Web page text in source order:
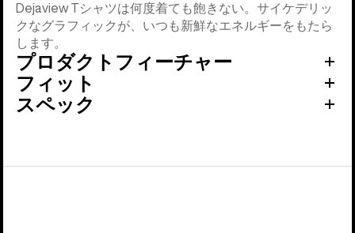
Dejaview Tシャツは何度着ても飽きない。サイケデリッ
クなグラフィックが、いつも新鮮なエネルギーをもたら
します。
プロダクトフィーチャー
フィット
スペック